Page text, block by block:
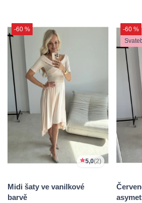
-60 %
5,0(2)
Midi šaty ve vanilkové
barvě
-60 %